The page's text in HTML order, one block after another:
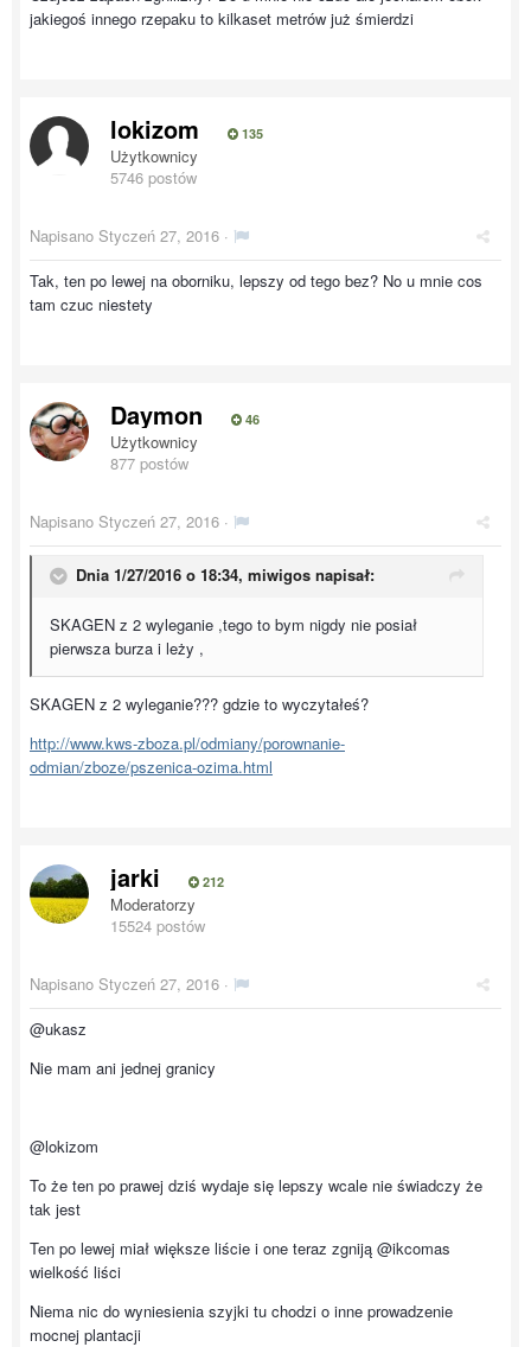
jakiegoś innego rzepaku to kilkaset metrów już śmierdzi
lokizom 135
Użytkownicy
5746 postów
Napisano Styczeń 27, 2016 ·
Tak, ten po lewej na oborniku, lepszy od tego bez? No u mnie cos
tam czuc niestety
Daymon 46
Użytkownicy
877 postów
Napisano Styczeń 27, 2016 ·
Dnia 1/27/2016 o 18:34, miwigos napisał:
SKAGEN z 2 wyleganie ,tego to bym nigdy nie posiał
pierwsza burza i leży ,
SKAGEN z 2 wyleganie??? gdzie to wyczytałeś?
http://www.kws-zboza.pl/odmiany/porownanie-
odmian/zboze/pszenica-ozima.html
jarki 212
Moderatorzy
15524 postów
Napisano Styczeń 27, 2016 ·
@ukasz
Nie mam ani jednej granicy
@lokizom
To że ten po prawej dziś wydaje się lepszy wcale nie świadczy że
tak jest
Ten po lewej miał większe liście i one teraz zgniją @ikcomas
wielkość liści
Niema nic do wyniesienia szyjki tu chodzi o inne prowadzenie
mocnej plantacji